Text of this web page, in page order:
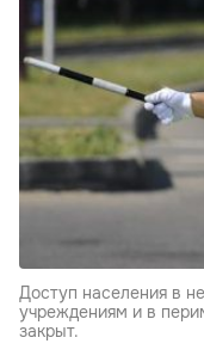
Доступ населения в
учреждениям и в
закрыт.